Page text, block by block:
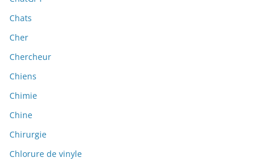
Chats
Cher
Chercheur
Chiens
Chimie
Chine
Chirurgie
Chlorure de vinyle